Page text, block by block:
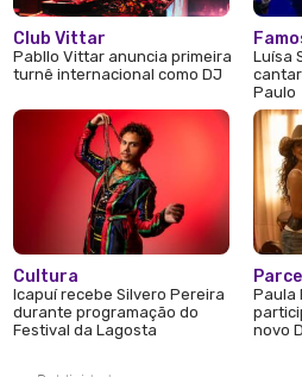
Club Vittar
Pabllo Vittar anuncia primeira
turnê internacional como DJ
Cultura
Icapuí recebe Silvero Pereira
durante programação do
Festival da Lagosta
Luísa
Paulo
Paula
novo